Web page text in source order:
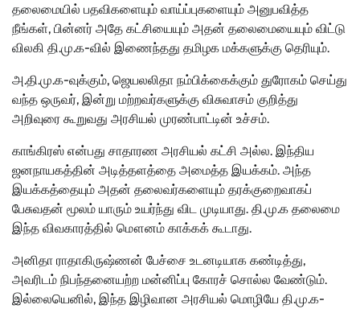
தலைமையில் பதவிகளையும் வாய்ப்புகளையும் அனுபவித்த
நீங்கள், பின்னர் அதே கட்சியையும் அதன் தலைமையையும் விட்டு
விலகி தி.மு.க-வில் இணைந்தது தமிழக மக்களுக்கு தெரியும்.
அ.தி.மு.க-வுக்கும், ஜெயலலிதா நம்பிக்கைக்கும் துரோகம் செய்து
வந்த ஒருவர், இன்று மற்றவர்களுக்கு விசுவாசம் குறித்து
அறிவுரை கூறுவது அரசியல் முரண்பாட்டின் உச்சம்.
காங்கிரஸ் என்பது சாதாரண அரசியல் கட்சி அல்ல. இந்திய
ஜனநாயகத்தின் அடித்தளத்தை அமைத்த இயக்கம். அந்த
இயக்கத்தையும் அதன் தலைவர்களையும் தரக்குறைவாகப்
பேசுவதன் மூலம் யாரும் உயர்ந்து விட முடியாது. தி.மு.க தலைமை
இந்த விவகாரத்தில் மௌனம் காக்கக் கூடாது.
அனிதா ராதாகிருஷ்ணன் பேச்சை உடனடியாக கண்டித்து,
அவரிடம் நிபந்தனையற்ற மன்னிப்பு கோரச் சொல்ல வேண்டும்.
இல்லையெனில், இந்த இழிவான அரசியல் மொழியே தி.மு.க-